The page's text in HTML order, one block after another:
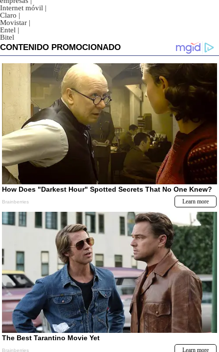
Internet móvil |
Claro |
Movistar |
Entel |
Bitel